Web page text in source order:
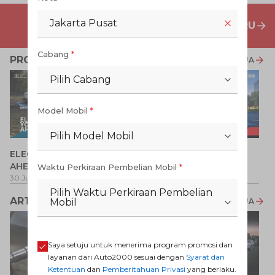
PENAWARAN MOBIL BARU
PROMO TERKAIT LIHAT SEMUA
ELECTRIFY YOUR PATH
AHEAD
30 Jul 2026
Promo Veloz HEV
ARTIKEL LAINNYA LIHAT SEMUA
Jakarta Pusat
Cabang *
Pilih Cabang
Model Mobil *
Pilih Model Mobil
Waktu Perkiraan Pembelian Mobil *
Pilih Waktu Perkiraan Pembelian
Mobil
Saya setuju untuk menerima program promosi dan
layanan dari Auto2000 sesuai dengan Syarat dan
Ketentuan dan Pemberitahuan Privasi yang berlaku.